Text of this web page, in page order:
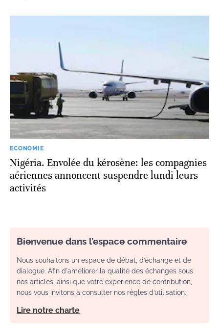
ECONOMIE
Nigéria. Envolée du kérosène: les compagnies
aériennes annoncent suspendre lundi leurs
activités
Bienvenue dans l’espace commentaire
Nous souhaitons un espace de débat, d’échange et de
dialogue. Afin d'améliorer la qualité des échanges sous
nos articles, ainsi que votre expérience de contribution,
nous vous invitons à consulter nos règles d’utilisation.
Lire notre charte